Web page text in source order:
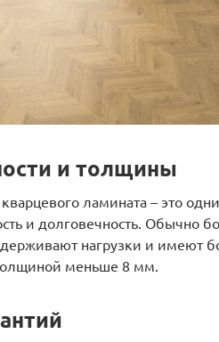
и толщины
ламината – это
и долговечность. Обычно
нагрузки и имеют
меньше 8 мм.